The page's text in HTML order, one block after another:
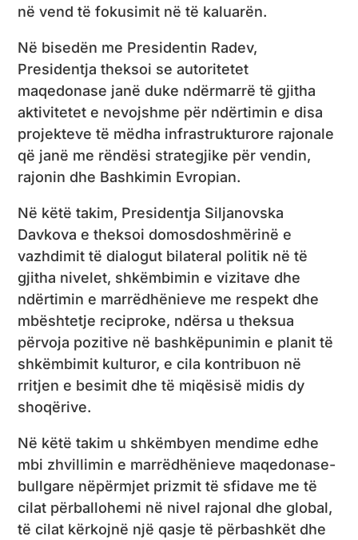
në vend të fokusimit në të kaluarën.
Në bisedën me Presidentin Radev,
Presidentja theksoi se autoritetet
maqedonase janë duke ndërmarrë të gjitha
aktivitetet e nevojshme për ndërtimin e disa
projekteve të mëdha infrastrukturore rajonale
që janë me rëndësi strategjike për vendin,
rajonin dhe Bashkimin Evropian.
Në këtë takim, Presidentja Siljanovska
Davkova e theksoi domosdoshmërinë e
vazhdimit të dialogut bilateral politik në të
gjitha nivelet, shkëmbimin e vizitave dhe
ndërtimin e marrëdhënieve me respekt dhe
mbështetje reciproke, ndërsa u theksua
përvoja pozitive në bashkëpunimin e planit të
shkëmbimit kulturor, e cila kontribuon në
rritjen e besimit dhe të miqësisë midis dy
shoqërive.
Në këtë takim u shkëmbyen mendime edhe
mbi zhvillimin e marrëdhënieve maqedonase-
bullgare nëpërmjet prizmit të sfidave me të
cilat përballohemi në nivel rajonal dhe global,
të cilat kërkojnë një qasje të përbashkët dhe